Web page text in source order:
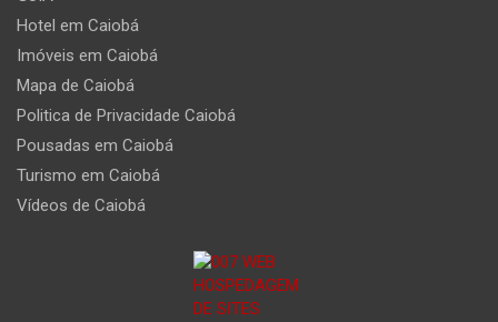
Hotel em Caiobá
Imóveis em Caiobá
Mapa de Caiobá
Politica de Privacidade Caiobá
Pousadas em Caiobá
Turismo em Caiobá
Vídeos de Caiobá